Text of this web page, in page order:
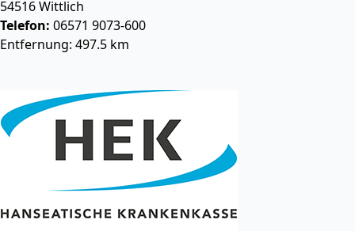
54516Wittlich
Telefon: 06571 9073-600
Entfernung: 497.5 km